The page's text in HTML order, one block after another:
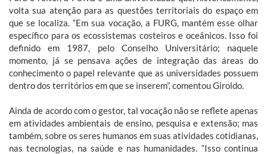
volta sua atenção para as questões territoriais do espaço em
que se localiza. “Em sua vocação, a FURG, mantém esse olhar
específico para os ecossistemas costeiros e oceânicos. Isso foi
definido em 1987, pelo Conselho Universitário; naquele
momento, já se pensava ações de integração das áreas do
conhecimento o papel relevante que as universidades possuem
dentro dos territórios em que se inserem”, comentou Giroldo.
Ainda de acordo com o gestor, tal vocação não se reflete apenas
em atividades ambientais de ensino, pesquisa e extensão; mas
também, sobre os seres humanos em suas atividades cotidianas,
nas tecnologias, na saúde e nas humanidades. “Isso continua